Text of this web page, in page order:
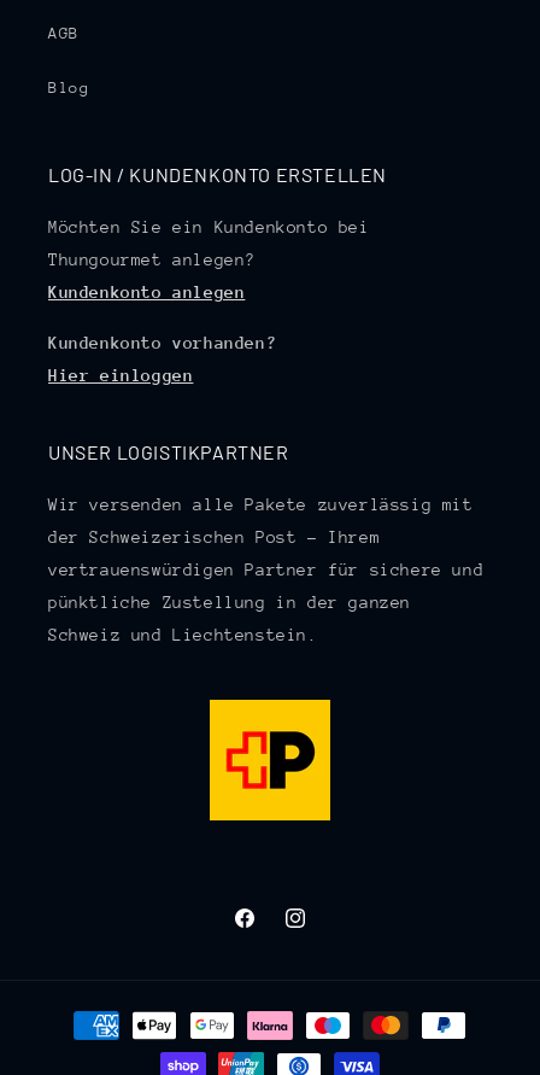
AGB
Blog
LOG-IN / KUNDENKONTO ERSTELLEN
Möchten Sie ein Kundenkonto bei
Thungourmet anlegen?
Kundenkonto anlegen
Kundenkonto vorhanden?
Hier einloggen
UNSER LOGISTIKPARTNER
Wir versenden alle Pakete zuverlässig mit
der Schweizerischen Post – Ihrem
vertrauenswürdigen Partner für sichere und
pünktliche Zustellung in der ganzen
Schweiz und Liechtenstein.
FacebookInstagram
Zahlungsmethoden